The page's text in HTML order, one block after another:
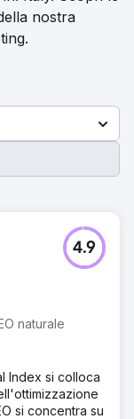
nostra
naturale
4.9
Index si colloca
si concentra su